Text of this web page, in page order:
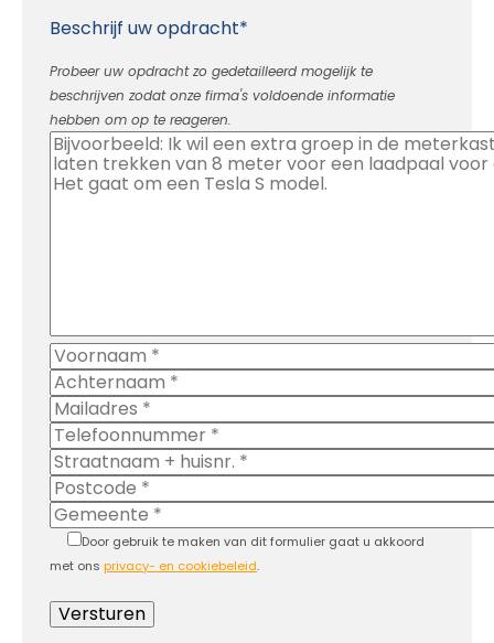
Beschrijf uw opdracht*
Probeer uw opdracht zo gedetailleerd mogelijk te
beschrijven zodat onze firma's voldoende informatie
hebben om op te reageren.
Door gebruik te maken van dit formulier gaat u akkoord
met ons privacy- en cookiebeleid.